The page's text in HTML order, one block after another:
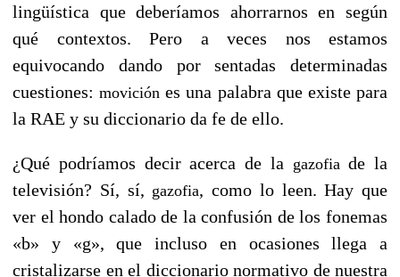
lingüística que deberíamos ahorrarnos en según
qué contextos. Pero a veces nos estamos
equivocando dando por sentadas determinadas
cuestiones:movición es una palabra que existe para
la RAE y su diccionario da fe de ello.
¿Qué podríamos decir acerca de la gazofia de la
televisión? Sí, sí, gazofia, como lo leen. Hay que
ver el hondo calado de la confusión de los fonemas
«b» y «g», que incluso en ocasiones llega a
cristalizarse en el diccionario normativo de nuestra